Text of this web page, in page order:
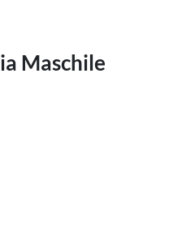
Maschile